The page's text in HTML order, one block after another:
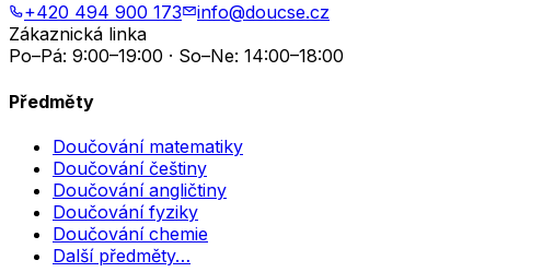
+420 494 900 173
info@doucse.cz
Zákaznická linka
Po–Pá: 9:00–19:00 · So–Ne: 14:00–18:00
Předměty
Doučování matematiky
Doučování češtiny
Doučování angličtiny
Doučování fyziky
Doučování chemie
Další předměty…